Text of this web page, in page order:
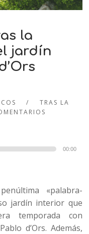
la
jardín
TRAS LA
00:00
«palabra-
jardín interior que
temporada con
d’Ors. Además,